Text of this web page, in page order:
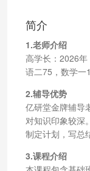
简介
1.老师介绍
高学长：2026
语二75，数学一
2.辅导优势
亿研堂金牌辅导
对知识印象较深
制定计划，写总
3.课程介绍